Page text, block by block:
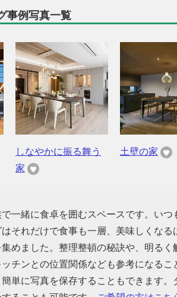
事例写真一覧
しなやかに振る舞う
家
土壁の家
一緒に食卓を囲むスペースです。い
それだけで食事も一層、美味しくな
めました。整理整頓の秘訣や、明る
チンとの位置関係なども参考になる
単に写真を保存することもできます